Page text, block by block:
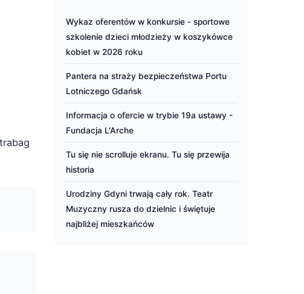
Wykaz oferentów w konkursie - sportowe
szkolenie dzieci młodzieży w koszykówce
kobiet w 2026 roku
Pantera na straży bezpieczeństwa Portu
Lotniczego Gdańsk
Informacja o ofercie w trybie 19a ustawy -
Fundacja L'Arche
Tu się nie scrolluje ekranu. Tu się przewija
historia
Urodziny Gdyni trwają cały rok. Teatr
Muzyczny rusza do dzielnic i świętuje
najbliżej mieszkańców